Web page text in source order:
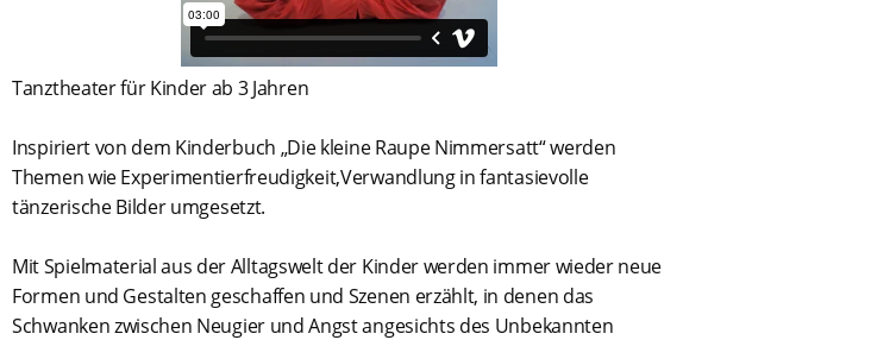
Tanztheater für Kinder ab 3 Jahren
Inspiriert von dem Kinderbuch „Die kleine Raupe Nimmersatt“ werden
Themen wie Experimentierfreudigkeit,Verwandlung in fantasievolle
tänzerische Bilder umgesetzt.
Mit Spielmaterial aus der Alltagswelt der Kinder werden immer wieder neue
Formen und Gestalten geschaffen und Szenen erzählt, in denen das
Schwanken zwischen Neugier und Angst angesichts des Unbekannten